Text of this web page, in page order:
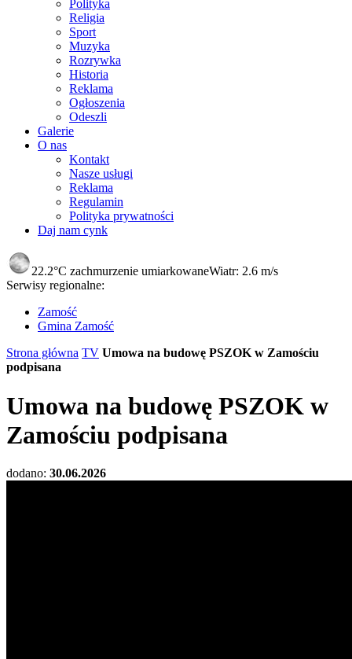
Polityka
Religia
Sport
Muzyka
Rozrywka
Historia
Reklama
Ogłoszenia
Odeszli
Galerie
O nas
Kontakt
Nasze usługi
Reklama
Regulamin
Polityka prywatności
Daj nam cynk
22.2°C zachmurzenie umiarkowaneWiatr: 2.6 m/s
Serwisy regionalne:
Zamość
Gmina Zamość
Strona główna TV Umowa na budowę PSZOK w Zamościu
podpisana
Umowa na budowę PSZOK w
Zamościu podpisana
dodano: 30.06.2026